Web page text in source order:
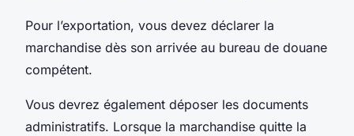
Pour l’exportation, vous devez déclarer la
marchandise dès son arrivée au bureau de douane
compétent.
Vous devrez également déposer les documents
administratifs. Lorsque la marchandise quitte la